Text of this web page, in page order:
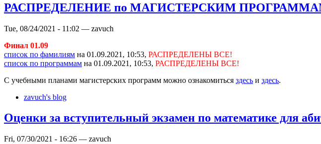
РАСПРЕДЕЛЕНИЕ по МАГИСТЕРСКИМ ПРОГРАММАМ
Tue, 08/24/2021 - 11:02 — zavuch
Финал 01.09
список по фамилиям на 01.09.2021, 10:53, РАСПРЕДЕЛЕНЫ ВСЕ!
список по программам на 01.09.2021, 10:53, РАСПРЕДЕЛЕНЫ ВСЕ!
С учебными планами магистерских программ можно ознакомиться здесь и здесь.
zavuch's blog
Оценки за вступительный экзамен по математике для
Fri, 07/30/2021 - 16:26 — zavuch